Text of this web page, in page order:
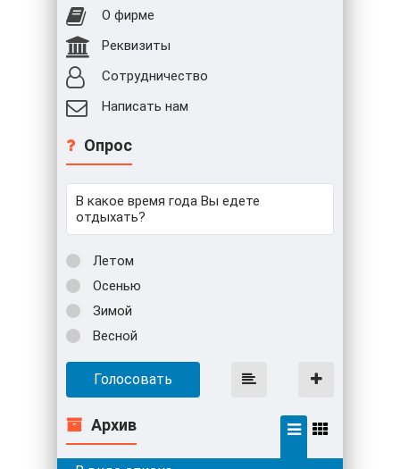
О фирме
Реквизиты
Сотрудничество
Написать нам
Опрос
В какое время года Вы едете
отдыхать?
Летом
Осенью
Зимой
Весной
Голосовать
Архив